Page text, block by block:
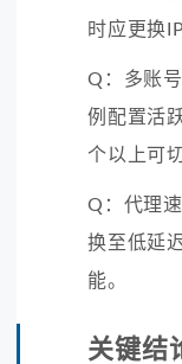
时应更换
Q：多账
例配置活
个以上可
Q：代理
换至低延
能。
关键结